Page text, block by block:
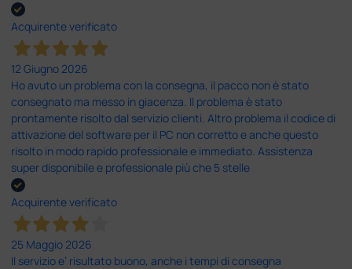
Acquirente verificato
12 Giugno 2026
Ho avuto un problema con la consegna, il pacco non è stato
consegnato ma messo in giacenza. Il problema è stato
prontamente risolto dal servizio clienti. Altro problema il codice di
attivazione del software per il PC non corretto e anche questo
risolto in modo rapido professionale e immediato. Assistenza
super disponibile e professionale più che 5 stelle
Acquirente verificato
25 Maggio 2026
Il servizio e’ risultato buono, anche i tempi di consegna